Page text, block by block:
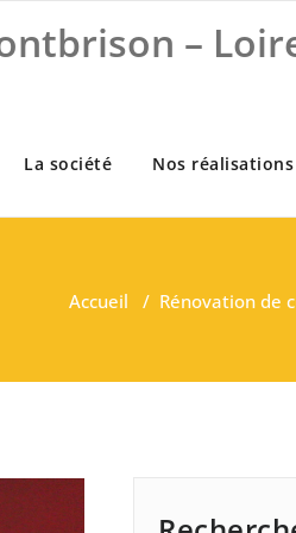
–
La société Nos
Accueil / Rénovation de